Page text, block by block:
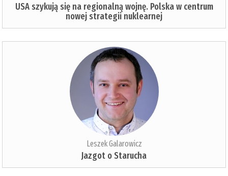
USA szykują się na regionalną wojnę. Polska w centrum
nowej strategii nuklearnej
Leszek Galarowicz
Jazgot o Starucha